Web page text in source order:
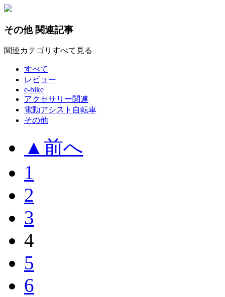
その他 関連記事
関連カテゴリ すべて見る
すべて
レビュー
e-bike
アクセサリー関連
電動アシスト自転車
その他
▲ 前へ
1
2
3
4
5
6